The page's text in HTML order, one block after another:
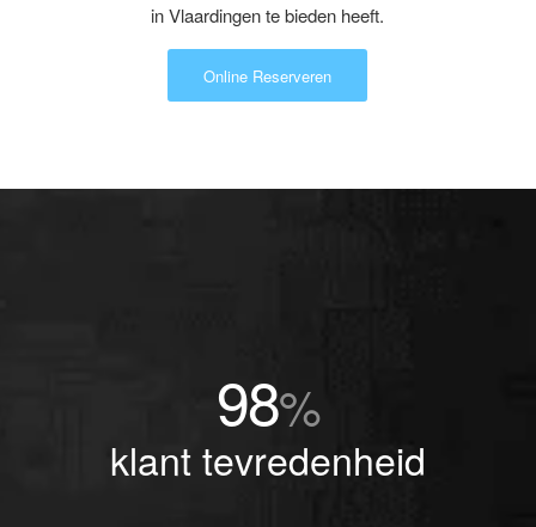
in Vlaardingen te bieden heeft.
Online Reserveren
98%
klant tevredenheid